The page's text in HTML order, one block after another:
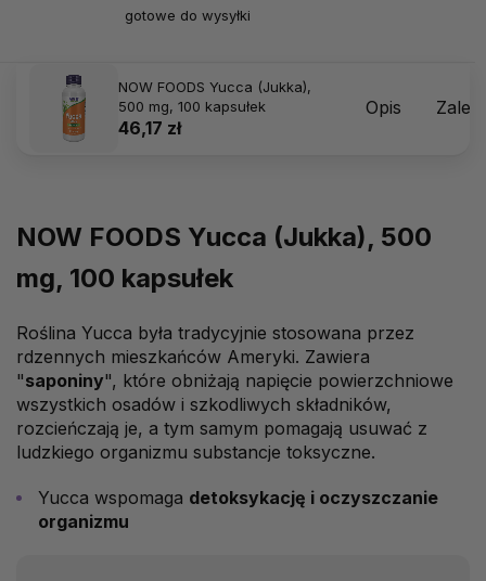
gotowe do wysyłki
NOW FOODS Yucca (Jukka),
500 mg, 100 kapsułek
46,17 zł
Opis
NOW FOODS Yucca (Jukka), 500
mg, 100 kapsułek
Roślina Yucca była tradycyjnie stosowana przez
rdzennych mieszkańców Ameryki. Zawiera
"saponiny", które obniżają napięcie powierzchniowe
wszystkich osadów i szkodliwych składników,
rozcieńczają je, a tym samym pomagają usuwać z
ludzkiego organizmu substancje toksyczne.
Yucca wspomaga detoksykację i oczyszczanie
organizmu